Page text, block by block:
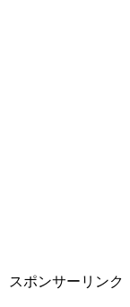
スポンサーリンク